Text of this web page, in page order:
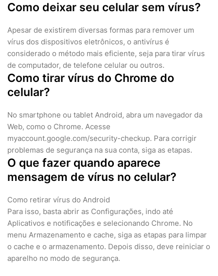
Como deixar seu celular sem vírus?
Apesar de existirem diversas formas para remover um
vírus dos dispositivos eletrônicos, o antivírus é
considerado o método mais eficiente, seja para tirar vírus
de computador, de telefone celular ou outros.
Como tirar vírus do Chrome do
celular?
No smartphone ou tablet Android, abra um navegador da
Web, como o Chrome. Acesse
myaccount.google.com/security-checkup. Para corrigir
problemas de segurança na sua conta, siga as etapas.
O que fazer quando aparece
mensagem de vírus no celular?
Como retirar vírus do Android
Para isso, basta abrir as Configurações, indo até
Aplicativos e notificações e selecionando Chrome. No
menu Armazenamento e cache, siga as etapas para limpar
o cache e o armazenamento. Depois disso, deve reiniciar o
aparelho no modo de segurança.